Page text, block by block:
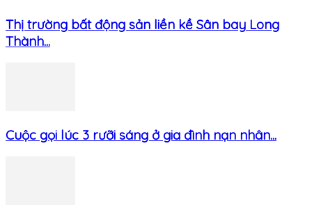
Thị trường bất động sản liền kề Sân bay Long
Thành...
Cuộc gọi lúc 3 rưỡi sáng ở gia đình nạn nhân...